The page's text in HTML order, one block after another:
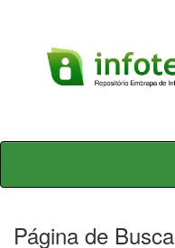
Skip
Página de Busca